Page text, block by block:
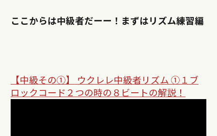
ここからは中級者だーー！まずはリズム練習編
【中級その①】
ウクレレ中級者リズム ①１ブ
ロックコード２つの時の８ビートの解説！